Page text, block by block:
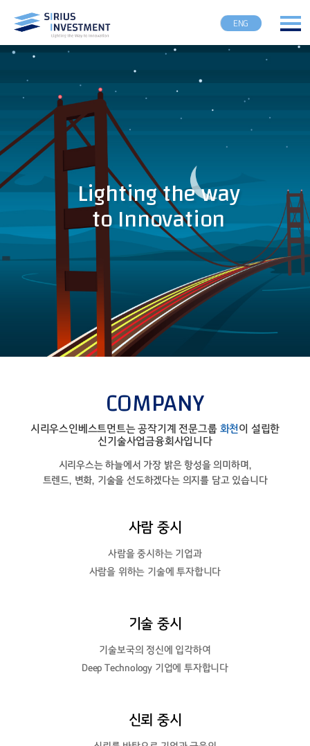
ENG
Lighting the way
to Innovation
COMPANY
시리우스인베스트먼트는 공작기계 전문그룹 화천이 설립한
신기술사업금융회사입니다
시리우스는 하늘에서 가장 밝은 항성을 의미하며,
트렌드, 변화, 기술을 선도하겠다는 의지를 담고 있습니다
사람 중시
사람을 중시하는 기업과
사람을 위하는 기술에 투자합니다
기술 중시
기술보국의 정신에 입각하여
Deep Technology 기업에 투자합니다
신뢰 중시